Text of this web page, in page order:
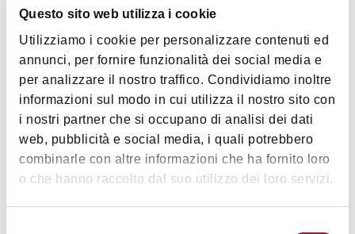
Questo sito web utilizza i cookie
Utilizziamo i cookie per personalizzare contenuti ed
annunci, per fornire funzionalità dei social media e
per analizzare il nostro traffico. Condividiamo inoltre
informazioni sul modo in cui utilizza il nostro sito con
i nostri partner che si occupano di analisi dei dati
web, pubblicità e social media, i quali potrebbero
combinarle con altre informazioni che ha fornito loro
o che hanno raccolto dal suo utilizzo dei loro servizi.
Animali accettati
Gli animali sono benvenuti
Orari